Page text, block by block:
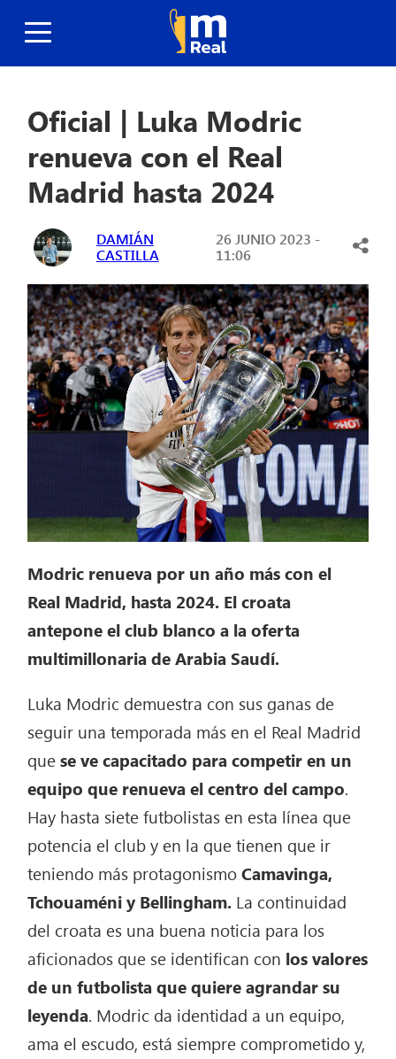
Oficial | Luka Modric
renueva con el Real
Madrid hasta 2024
DAMIÁN
CASTILLA
26 JUNIO 2023 -
11:06
Modric renueva por un año más con el
Real Madrid, hasta 2024. El croata
antepone el club blanco a la oferta
multimillonaria de Arabia Saudí.
Luka Modric demuestra con sus ganas de
seguir una temporada más en el Real Madrid
quese ve capacitado para competir en un
equipo que renueva el centro del campo.
Hay hasta siete futbolistas en esta línea que
potencia el club y en la que tienen que ir
teniendo más protagonismoCamavinga,
Tchouaméni y Bellingham. La continuidad
del croata es una buena noticia para los
aficionados que se identifican con los valores
de un futbolista que quiere agrandar su
leyenda. Modric da identidad a un equipo,
ama el escudo, está siempre comprometido y,